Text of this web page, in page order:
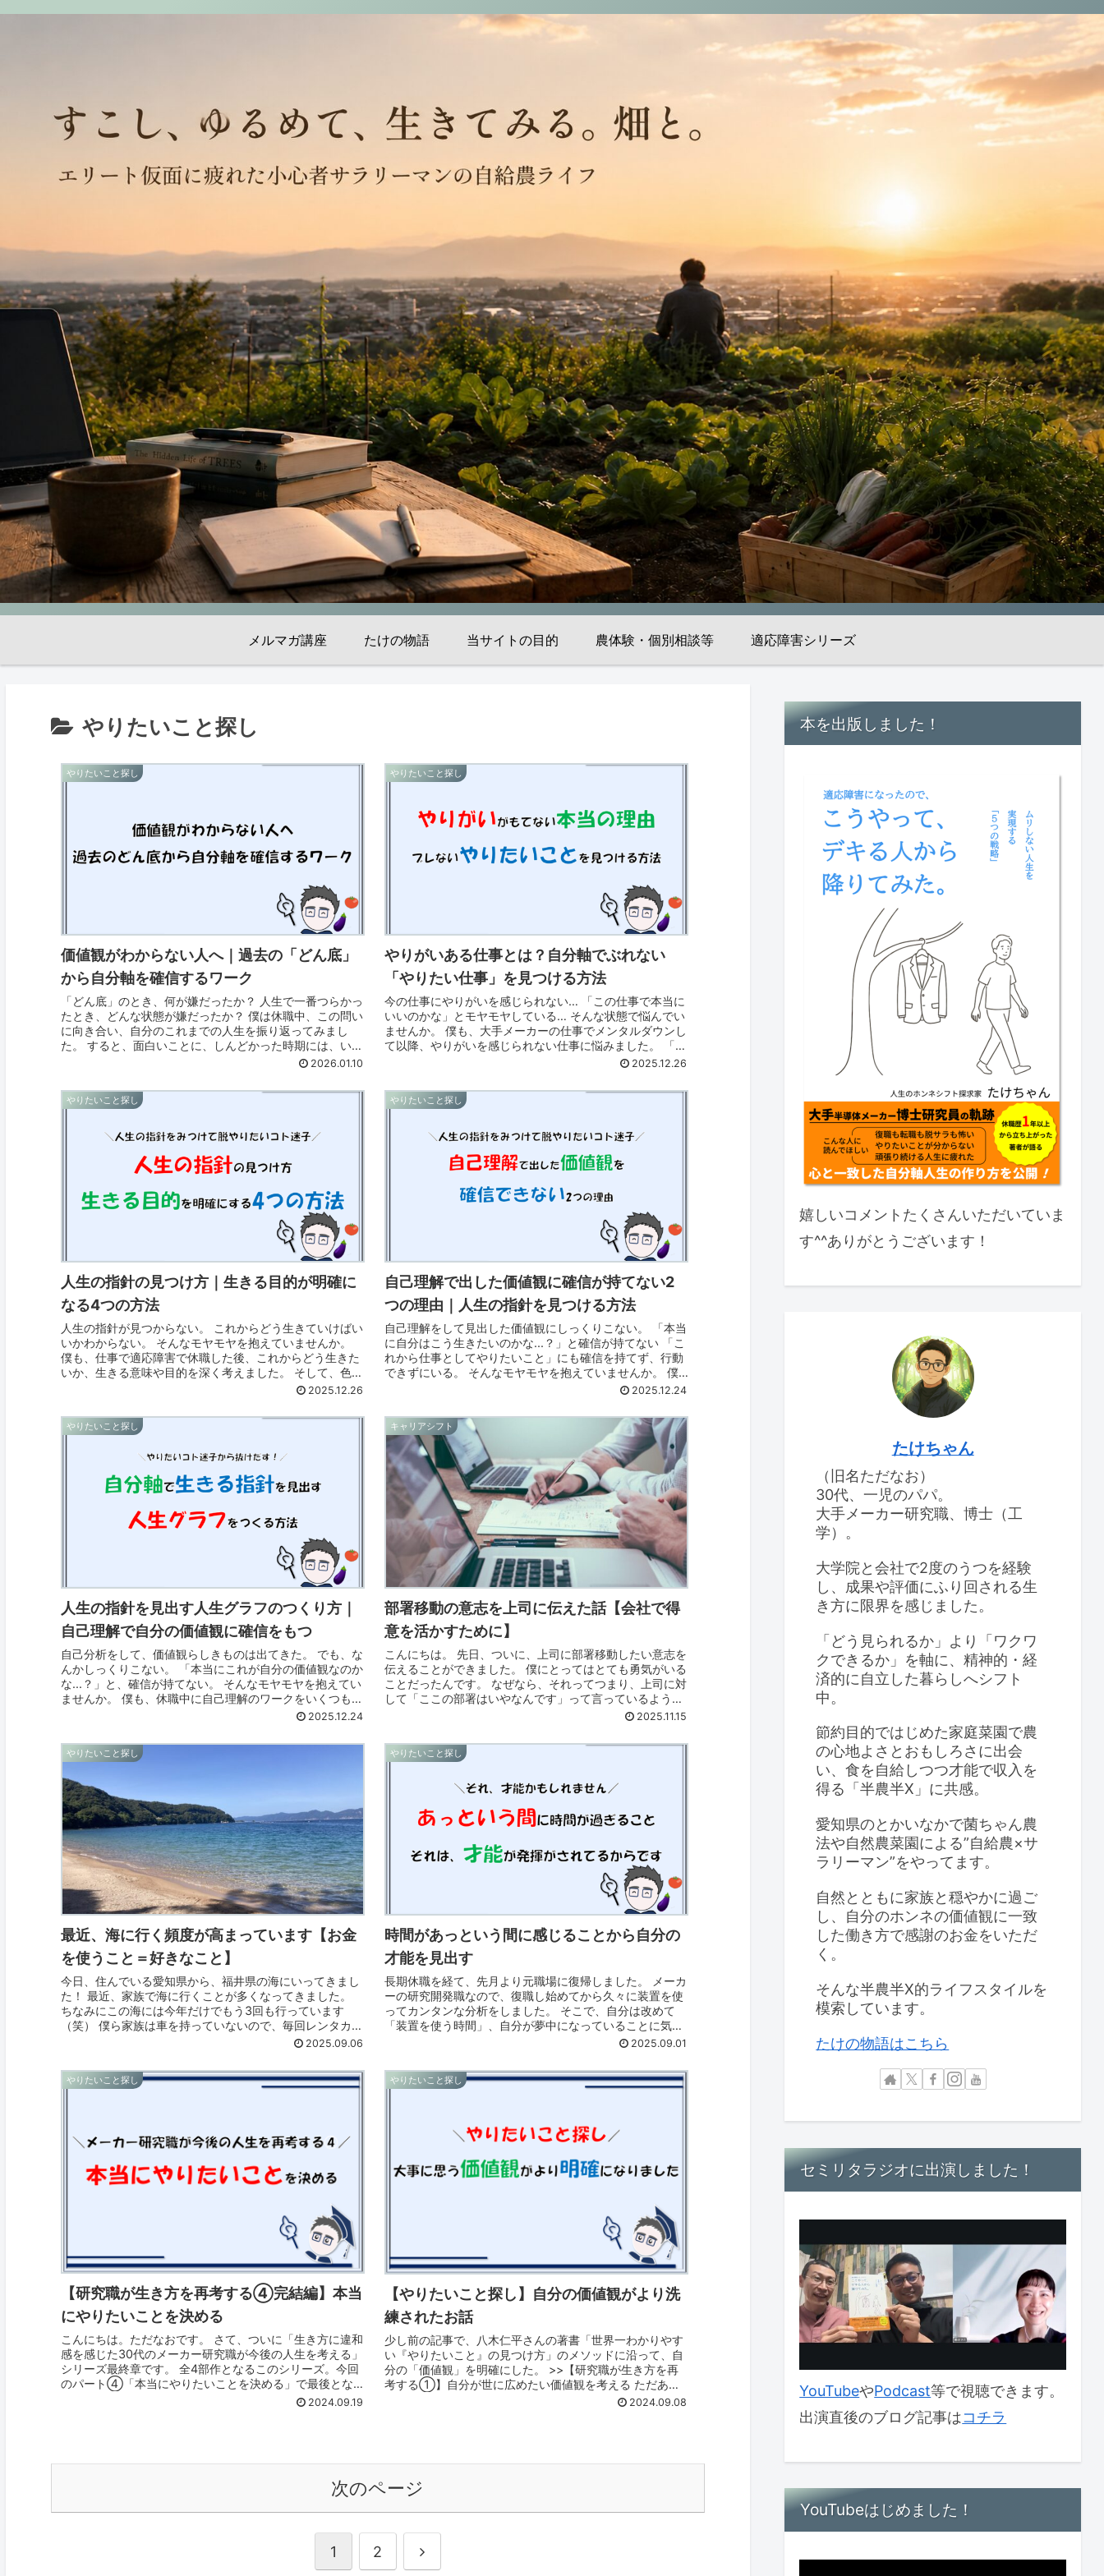
メルマガ講座 たけの物語 当サイトの目的 農体験・個別相談等 適応障害シリーズ
やりたいこと探し
やりたいこと探し
価値観がわからない人へ｜過去の「どん底」
から自分軸を確信するワーク
「どん底」のとき、何が嫌だったか？ 人生で一番つらかっ
たとき、どんな状態が嫌だったか？ 僕は休職中、この問い
に向き合い、自分のこれまでの人生を振り返ってみまし
た。 すると、面白いことに、しんどかった時期には、いつ
2026.01.10
やりたいこと探し
やりがいある仕事とは？自分軸でぶれない
「やりたい仕事」を見つける方法
今の仕事にやりがいを感じられない… 「この仕事で本当に
いいのかな」とモヤモヤしている… そんな状態で悩んでい
ませんか。 僕も、大手メーカーの仕事でメンタルダウンし
て以降、やりがいを感じられない仕事に悩みました。 「こ
2025.12.26
やりたいこと探し
人生の指針の見つけ方｜生きる目的が明確に
なる4つの方法
人生の指針が見つからない。 これからどう生きていけばい
いかわからない。 そんなモヤモヤを抱えていませんか。
僕も、仕事で適応障害で休職した後、これからどう生きた
いか、生きる意味や目的を深く考えました。 そして、色ん
2025.12.26
やりたいこと探し
自己理解で出した価値観に確信が持てない2
つの理由｜人生の指針を見つける方法
自己理解をして見出した価値観にしっくりこない。 「本当
に自分はこう生きたいのかな...？」と確信が持てない 「こ
れから仕事としてやりたいこと」にも確信を持てず、行動
できずにいる。 そんなモヤモヤを抱えていませんか。 僕
2025.12.24
やりたいこと探し
人生の指針を見出す人生グラフのつくり方｜
自己理解で自分の価値観に確信をもつ
自己分析をして、価値観らしきものは出てきた。 でも、な
んかしっくりこない。 「本当にこれが自分の価値観なのか
な...？」と、確信が持てない。 そんなモヤモヤを抱えてい
ませんか。 僕も、休職中に自己理解のワークをいくつも試
2025.12.24
キャリアシフト
部署移動の意志を上司に伝えた話【会社で得
意を活かすために】
こんにちは。 先日、ついに、上司に部署移動したい意志を
伝えることができました。 僕にとってはとても勇気がいる
ことだったんです。 なぜなら、それってつまり、上司に対
して「ここの部署はいやなんです」って言っているような
2025.11.15
やりたいこと探し
最近、海に行く頻度が高まっています【お金
を使うこと＝好きなこと】
今日、住んでいる愛知県から、福井県の海にいってきまし
た！ 最近、家族で海に行くことが多くなってきました。
ちなみにこの海には今年だけでもう3回も行っています
（笑） 僕ら家族は車を持っていないので、毎回レンタカー
2025.09.06
やりたいこと探し
時間があっという間に感じることから自分の
才能を見出す
長期休職を経て、先月より元職場に復帰しました。 メーカ
ーの研究開発職なので、復職し始めてから久々に装置を使
ってカンタンな分析をしました。 そこで、自分は改めて
「装置を使う時間」、自分が夢中になっていることに気づ
2025.09.01
やりたいこと探し
【研究職が生き方を再考する④完結編】本当
にやりたいことを決める
こんにちは。ただなおです。 さて、ついに「生き方に違和
感を感じた30代のメーカー研究職が今後の人生を考える」
シリーズ最終章です。 全4部作となるこのシリーズ。今回
のパート④「本当にやりたいことを決める」で最後となり
2024.09.19
やりたいこと探し
【やりたいこと探し】自分の価値観がより洗
練されたお話
少し前の記事で、八木仁平さんの著書「世界一わかりやす
い『やりたいこと』の見つけ方」のメソッドに沿って、自
分の「価値観」を明確にした。 >>【研究職が生き方を再
考する①】自分が世に広めたい価値観を考える ただあれ
2024.09.08
次のページ
1 2 次
本を出版しました！
嬉しいコメントたくさんいただいていま
す^^ありがとうございます！
たけちゃん
（旧名ただなお）
30代、一児のパパ。
大手メーカー研究職、博士（工
学）。
大学院と会社で2度のうつを経験
し、成果や評価にふり回される生
き方に限界を感じました。
「どう見られるか」より「ワクワ
クできるか」を軸に、精神的・経
済的に自立した暮らしへシフト
中。
節約目的ではじめた家庭菜園で農
の心地よさとおもしろさに出会
い、食を自給しつつ才能で収入を
得る「半農半X」に共感。
愛知県のとかいなかで菌ちゃん農
法や自然農菜園による”自給農×サ
ラリーマン”をやってます。
自然とともに家族と穏やかに過ご
し、自分のホンネの価値観に一致
した働き方で感謝のお金をいただ
く。
そんな半農半X的ライフスタイルを
模索しています。
たけの物語はこちら
セミリタラジオに出演しました！
YouTubeやPodcast等で視聴できます。
出演直後のブログ記事はコチラ
YouTubeはじめました！